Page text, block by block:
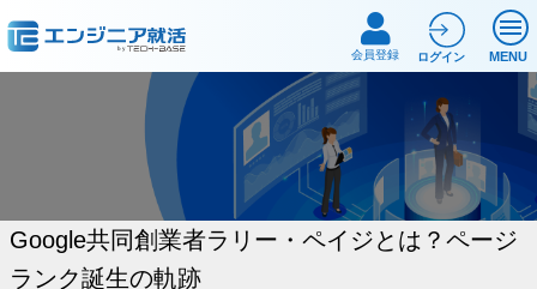
MENU
会員登録 ログイン
Google共同創業者ラリー・ペイジとは？ページ
ランク誕生の軌跡